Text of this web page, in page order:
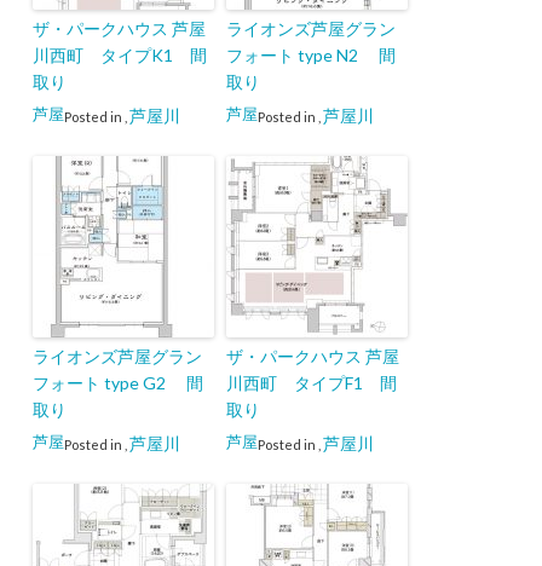
ザ・パークハウス 芦屋
川西町 タイプK1 間
取り
Posted in
芦屋 芦屋川
ライオンズ芦屋グラン
フォート type N2 間
取り
Posted in
芦屋 芦屋川
ライオンズ芦屋グラン
フォート type G2 間
取り
Posted in
芦屋 芦屋川
ザ・パークハウス 芦屋
川西町 タイプF1 間
取り
Posted in
芦屋 芦屋川